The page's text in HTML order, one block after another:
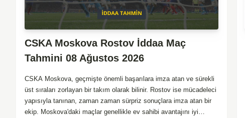
CSKA Moskova Rostov İddaa Maç
Tahmini 08 Ağustos 2026
CSKA Moskova, geçmişte önemli başarılara imza atan ve sürekli
üst sıraları zorlayan bir takım olarak bilinir. Rostov ise mücadeleci
yapısıyla tanınan, zaman zaman sürpriz sonuçlara imza atan bir
ekip. Moskova'daki maçlar genellikle ev sahibi avantajını iyi